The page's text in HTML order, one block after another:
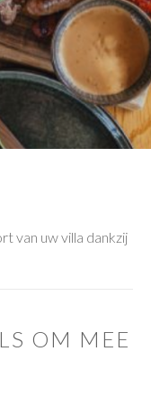
B
van uw villa dankzij
OM MEE